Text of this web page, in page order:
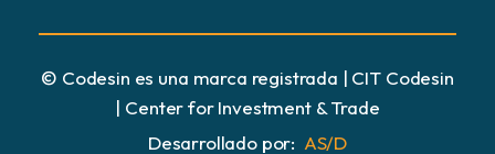
© Codesin es una marca registrada | CIT Codesin
| Center for Investment & Trade
Desarrollado por: AS/D